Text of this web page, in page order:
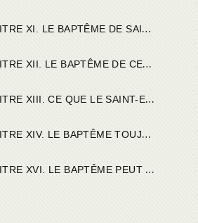
DE SAINT JEAN NE DISPENSAIT PAS DU BAPTÊME DE JÉSUS-CHRIST.
LE BAPTÊME DE CELUI QUI BAPTISE DANS LE SAINT-ESPRIT.
CE QUE LE SAINT-ESPRIT RÉVÈLE À SAINT JEAN.
BAPTÊME TOUJOURS LE MÊME, MALGRÉ LA DIVERSITÉ DES MINISTRES.
LE BAPTÊME PEUT ÊTRE VALIDE, QUOIQUE ILLICITE.